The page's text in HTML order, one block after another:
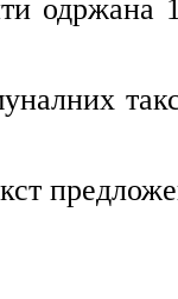
одржана